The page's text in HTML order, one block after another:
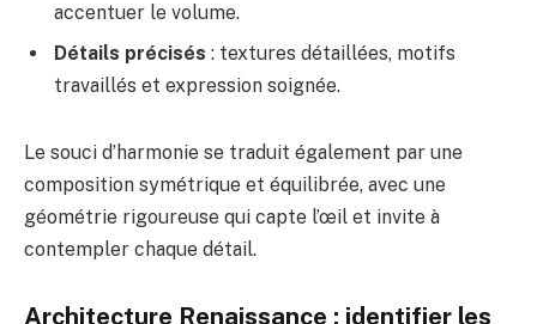
accentuer le volume.
Détails précisés : textures détaillées, motifs
travaillés et expression soignée.
Le souci d’harmonie se traduit également par une
composition symétrique et équilibrée, avec une
géométrie rigoureuse qui capte l’œil et invite à
contempler chaque détail.
Architecture Renaissance : identifier les